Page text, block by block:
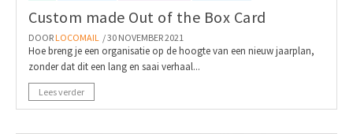
Custom made Out of the Box Card
DOOR LOCOMAIL / 30 NOVEMBER 2021
Hoe breng je een organisatie op de hoogte van een nieuw jaarplan,
zonder dat dit een lang en saai verhaal...
Lees verder